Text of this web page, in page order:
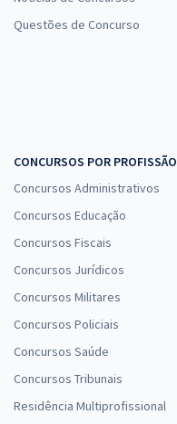
Questões de Concurso
CONCURSOS POR PROFISSÃO
Concursos Administrativos
Concursos Educação
Concursos Fiscais
Concursos Jurídicos
Concursos Militares
Concursos Policiais
Concursos Saúde
Concursos Tribunais
Residência Multiprofissional